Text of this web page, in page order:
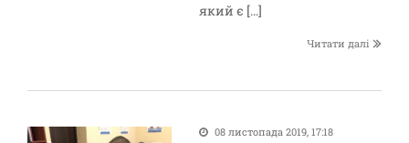
який є […]
Читати далі
08 листопада 2019, 17:18